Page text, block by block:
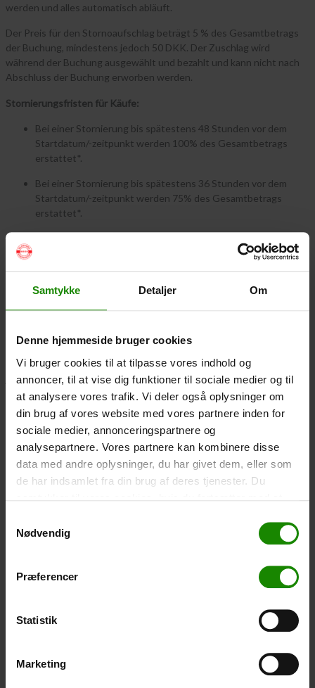
Samtykke Detaljer Om
Denne hjemmeside bruger cookies
Vi bruger cookies til at tilpasse vores indhold og
annoncer, til at vise dig funktioner til sociale medier og til
at analysere vores trafik. Vi deler også oplysninger om
din brug af vores website med vores partnere inden for
sociale medier, annonceringspartnere og
analysepartnere. Vores partnere kan kombinere disse
data med andre oplysninger, du har givet dem, eller som
de har indsamlet fra din brug af deres tjenester. Du
Nødvendig
Præferencer
Statistik
Marketing
werden und alles automatisch abläuft.
Der Preis für den Stornoaufschlag beträgt 5 % des Gesamtbetrags
der Buchung, mindestens jedoch 50 DKK. Der Zuschlag wird
während der Buchung ausgewählt und bezahlt und kann nicht nach
Abschluss der Buchung erworben werden.
Stornierungsfristen für Käufe:
Bei einer Stornierung bis spätestens 48 Stunden vor dem
Startdatum/-zeitpunkt werden 100% des Gesamtbetrags
erstattet*.
Bei einer Stornierung bis spätestens 36 Stunden vor dem
Startdatum/-zeitpunkt werden 75% des Gesamtbetrags
erstattet*.
Startdatum/-zeitpunkt werden 50% des Gesamtbetrags
zurückerstattet*.
Bei weniger als 24 Stunden vor dem Startdatum/-zeitpunkt
wird der Betrag nicht zurückerstattet.
*Der Betrag für die erworbene Stornierungsoption ist nicht erstattungsfähig.
Bitte beachten Sie, dass Sie Ihre Buchung nach erfolgter Zahlung
jederzeit ändern können, indem Sie uns per E-Mail oder Telefon
kontaktieren.
Alle optionalen Extras werden immer in voller Höhe erstattet.
Für andere Stornierungsbedingungen lesen Sie bitte unsere
AllgemeinenGeschäftsbedingungen.
Wenn Sie eine gebuchte Tour stornieren möchten, füllen Sie einfach
Afbestilling
Navn *